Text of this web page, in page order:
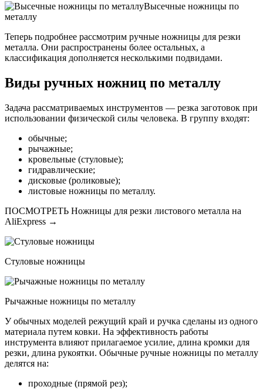
Высечные ножницы по
металлу
Теперь подробнее рассмотрим ручные ножницы для резки
металла. Они распространены более остальных, а
классификация дополняется несколькими подвидами.
Виды ручных ножниц по металлу
Задача рассматриваемых инструментов — резка заготовок при
использовании физической силы человека. В группу входят:
обычные;
рычажные;
кровельные (стуловые);
гидравлические;
дисковые (роликовые);
листовые ножницы по металлу.
ПОСМОТРЕТЬ Ножницы для резки листового металла на
AliExpress →
Стуловые ножницы
Рычажные ножницы по металлу
У обычных моделей режущий край и ручка сделаны из одного
материала путем ковки. На эффективность работы
инструмента влияют прилагаемое усилие, длина кромки для
резки, длина рукоятки. Обычные ручные ножницы по металлу
делятся на:
проходные (прямой рез);